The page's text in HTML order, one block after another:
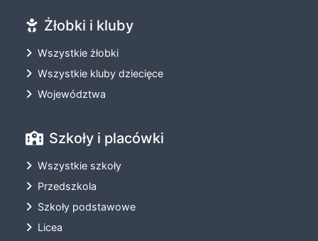
Żłobki i kluby
Wszystkie żłobki
Wszystkie kluby dziecięce
Województwa
Szkoły i placówki
Wszystkie szkoły
Przedszkola
Szkoły podstawowe
Licea